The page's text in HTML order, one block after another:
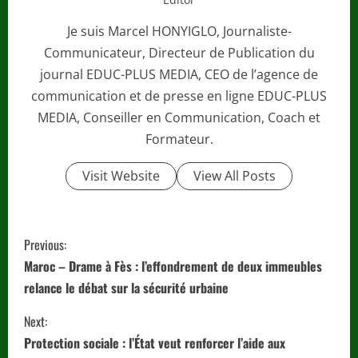
Je suis Marcel HONYIGLO, Journaliste-
Communicateur, Directeur de Publication du
journal EDUC-PLUS MEDIA, CEO de l’agence de
communication et de presse en ligne EDUC-PLUS
MEDIA, Conseiller en Communication, Coach et
Formateur.
Visit Website View All Posts
C
o
n
t
Previous:
Maroc – Drame à Fès : l’effondrement de deux immeubles
relance le débat sur la sécurité urbaine
Next:
Protection sociale : l’État veut renforcer l’aide aux